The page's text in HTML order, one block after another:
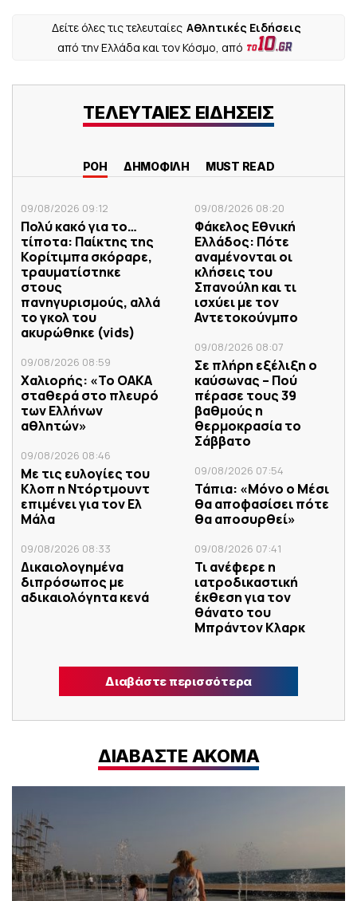
Δείτε όλες τις τελευταίες Αθλητικές Ειδήσεις
από την Ελλάδα και τον Κόσμο, από
ΤΕΛΕΥΤΑΙΕΣ ΕΙΔΗΣΕΙΣ
ΡΟΗ ΔΗΜΟΦΙΛΗ MUST READ
09/08/2026 09:12
Πολύ κακό για το…
τίποτα: Παίκτης της
Κορίτιμπα σκόραρε,
τραυματίστηκε
στους
πανηγυρισμούς, αλλά
το γκολ του
ακυρώθηκε (vids)
09/08/2026 08:59
Χαλιορής: «Το ΟΑΚΑ
σταθερά στο πλευρό
των Ελλήνων
αθλητών»
09/08/2026 08:46
Με τις ευλογίες του
Κλοπ η Ντόρτμουντ
επιμένει για τον Ελ
Μάλα
09/08/2026 08:33
Δικαιολογημένα
διπρόσωπος με
αδικαιολόγητα κενά
09/08/2026 08:20
Φάκελος Εθνική
Ελλάδος: Πότε
αναμένονται οι
κλήσεις του
Σπανούλη και τι
ισχύει με τον
Αντετοκούνμπο
09/08/2026 08:07
Σε πλήρη εξέλιξη ο
καύσωνας – Πού
πέρασε τους 39
βαθμούς η
θερμοκρασία το
Σάββατο
09/08/2026 07:54
Τάπια: «Μόνο ο Μέσι
θα αποφασίσει πότε
θα αποσυρθεί»
09/08/2026 07:41
Τι ανέφερε η
ιατροδικαστική
έκθεση για τον
θάνατο του
Μπράντον Κλαρκ
Διαβάστε περισσότερα
ΔΙΑΒΑΣΤΕ ΑΚΟΜΑ